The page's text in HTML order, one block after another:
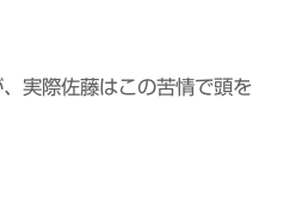
実際佐藤はこの苦情で頭を